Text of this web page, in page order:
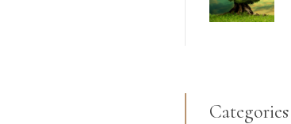
Categories